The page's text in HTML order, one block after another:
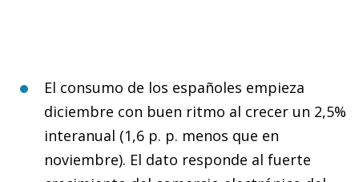
El consumo de los españoles empieza
diciembre con buen ritmo al crecer un 2,5%
interanual (1,6 p. p. menos que en
noviembre). El dato responde al fuerte